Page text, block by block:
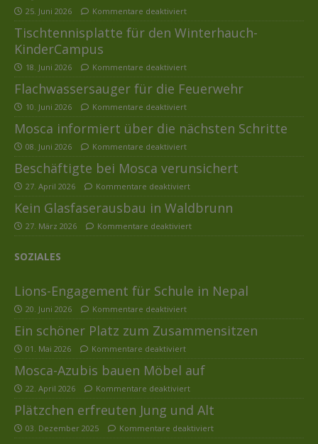
25. Juni 2026 Kommentare deaktiviert
Tischtennisplatte für den Winterhauch-
KinderCampus
18. Juni 2026 Kommentare deaktiviert
Flachwassersauger für die Feuerwehr
10. Juni 2026 Kommentare deaktiviert
Mosca informiert über die nächsten Schritte
08. Juni 2026 Kommentare deaktiviert
Beschäftigte bei Mosca verunsichert
27. April 2026 Kommentare deaktiviert
Kein Glasfaserausbau in Waldbrunn
27. März 2026 Kommentare deaktiviert
SOZIALES
Lions-Engagement für Schule in Nepal
20. Juni 2026 Kommentare deaktiviert
Ein schöner Platz zum Zusammensitzen
01. Mai 2026 Kommentare deaktiviert
Mosca-Azubis bauen Möbel auf
22. April 2026 Kommentare deaktiviert
Plätzchen erfreuten Jung und Alt
03. Dezember 2025 Kommentare deaktiviert